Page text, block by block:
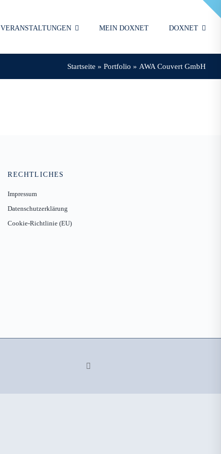
VERANSTALTUNGEN MEIN DOXNET DOXNET
Startseite » Portfolio » AWA Couvert GmbH
RECHTLICHES
Impressum
Datenschutzerklärung
Cookie-Richtlinie (EU)